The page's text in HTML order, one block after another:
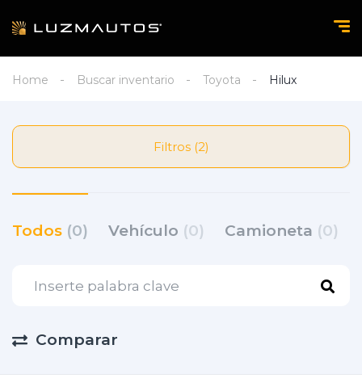
Home Buscar inventario Toyota Hilux
Filtros (2)
Todos (0) Vehículo (0) Camioneta (0)
Comparar